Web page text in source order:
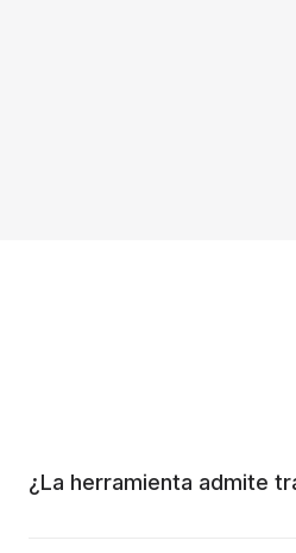
¿La herramienta admite